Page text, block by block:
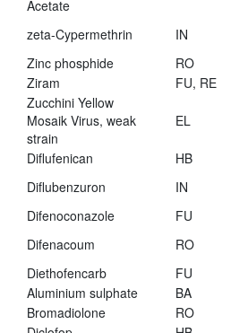
Acetate
zeta-Cypermethrin IN
Zinc phosphide
RO
Ziram
FU, RE
Zucchini Yellow
Mosaik Virus, weak
strain
EL
Diflufenican HB
Diflubenzuron
IN
Difenoconazole
FU
Difenacoum
RO
Diethofencarb
FU
Aluminium sulphate
BA
Bromadiolone
RO